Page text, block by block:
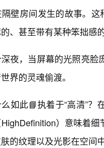
壁房间发生的故事。
、甚至带有某种笨拙感
夜，当屏幕的光照亮脸
界的灵魂偷渡。
如此📘执着于“高清”
）意味着
的纹理以及光影在空间